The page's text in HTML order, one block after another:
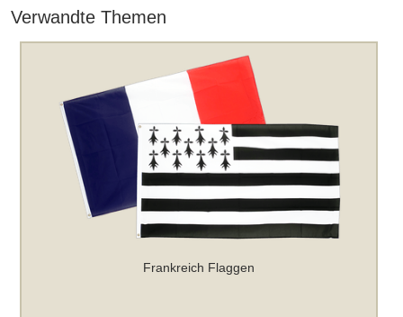
Verwandte Themen
Frankreich Flaggen